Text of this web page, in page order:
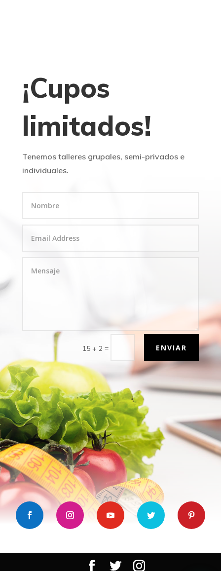
¡Cupos
limitados!
Tenemos talleres grupales, semi-privados e
individuales.
15 + 2 = ENVIAR